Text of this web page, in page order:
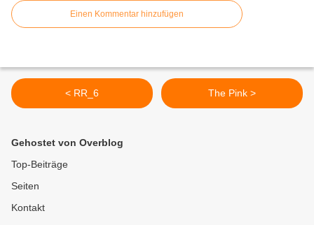
Einen Kommentar hinzufügen
< RR_6 The Pink >
Gehostet von Overblog
Top-Beiträge
Seiten
Kontakt